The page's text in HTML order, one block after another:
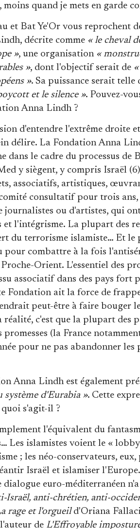
quand je mets en garde
et Bat Ye'Or vous reprochent
décrite comme « le cheval
», une organisation «
», dont l'objectif serait de
». Sa puissance serait telle
et le silence ». Pouvez-
Anna Lindh ?
d'entendre l'extrême droite
délire. La Fondation Anna
dans le cadre du processus de
y siègent, y compris Israël
associatifs, artistiques,
consultatif pour trois
journalistes ou d'artistes, qui
et l'intégrisme. La plupart des
du terrorisme islamiste… Et le
pour combattre à la fois
Orient. L'essentiel des
associatif dans des pays fort
Fondation ait la force de
peut-être à faire bouger
réalité, c'est que la plupart des
promesses (la France
pour ne pas abandonner les
Anna Lindh est également
système d'Eurabia ». Cette
quoi s'agit-il ?
l'équivalent du
Les islamistes voient le «
; les néo-conservateurs, eux,
Israël et islamiser
dialogue euro-méditerranéen
Israël, anti-chrétien, anti-
rage et l'orgueild'Oriana
de L'Effroyable